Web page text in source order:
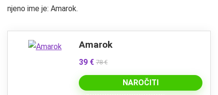
njeno ime je: Amarok.
Amarok
39 € 78 €
NAROČITI